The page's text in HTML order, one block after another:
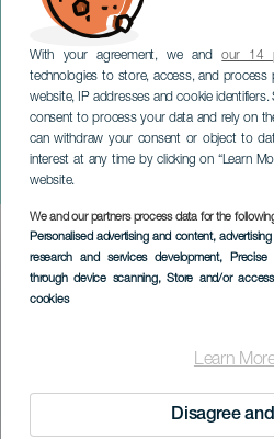
With your agreement, we andour 14
technologies to store, access, and process
website, IP addresses and cookie
consent to process your data and rely on
can withdraw your consent or object to
interest at any time by clicking on “Learn
website.
We and our partners process data for the
Personalised advertising and content,
research and services development, Precise
through device scanning, Store and/or
cookies
Learn
Disagree
Orchestra
Radio Bavarese
GRAN CANARIA
Imagen
Listado